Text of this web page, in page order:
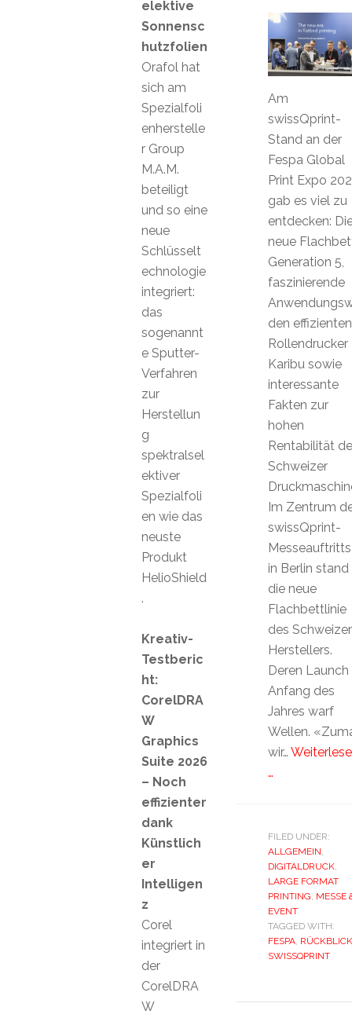
Am
swissQprint-
Stand an der
Fespa Global
Print Expo
gab es viel zu
entdecken:
neue
Generation 5,
faszinierende
den effizienten
Rollendrucker
Karibu sowie
interessante
Fakten zur
hohen
Rentabilität
Schweizer
Im Zentrum
swissQprint-
Messeauftritts
in Berlin stand
die neue
Flachbettlinie
des Schweizer
Herstellers.
Deren Launch
Anfang des
Jahres warf
Wellen.
wir…
…
FILED UNDER:
ALLGEMEIN,
DIGITALDRUCK,
LARGE FORMAT
PRINTING, MESSE
EVENT
TAGGED WITH:
FESPA, RÜCKBLICK
SWISSQPRINT
elektive
Sonnensc
hutzfolien
Orafol hat
sich am
Spezialfoli
enherstelle
r Group
M.A.M.
beteiligt
und so eine
neue
Schlüsselt
echnologie
integriert:
das
sogenannt
e Sputter-
Verfahren
zur
Herstellun
g
spektralsel
ektiver
Spezialfoli
en wie das
neuste
Produkt
HelioShield
.
Kreativ-
Testberic
ht:
CorelDRA
W
Graphics
Suite 2026
– Noch
effizienter
dank
Künstlich
er
Intelligen
z
Corel
integriert in
der
CorelDRA
W